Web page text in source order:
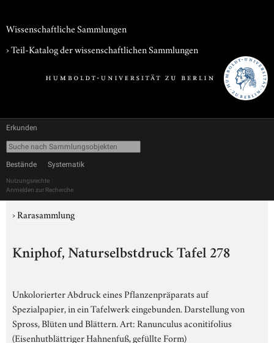
Wissenschaftliche Sammlungen
› Teil-Katalog der wissenschaftlichen Sammlungen
Erkunden
Bestände Systematik
Nutzungsrechte
Anmelden zur Recherche
›Rarasammlung
Kniphof, Naturselbstdruck Tafel 278
Unkolorierter Abdruck eines Pflanzenpräparats auf
Spezialpapier, in ein Tafelwerk eingebunden. Darstellung von
Spross, Blüten und Blättern. Art: Ranunculus aconitifolius
(Eisenhutblättriger Hahnenfuß, gefüllte Form)